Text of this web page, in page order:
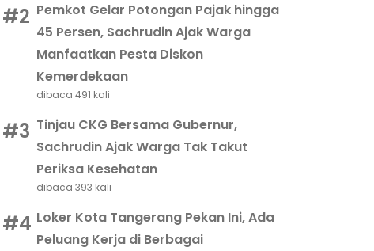
#2 Pemkot Gelar Potongan Pajak hingga
45 Persen, Sachrudin Ajak Warga
Manfaatkan Pesta Diskon
Kemerdekaan
dibaca 491 kali
#3 Tinjau CKG Bersama Gubernur,
Sachrudin Ajak Warga Tak Takut
Periksa Kesehatan
dibaca 393 kali
#4 Loker Kota Tangerang Pekan Ini, Ada
Peluang Kerja di Berbagai